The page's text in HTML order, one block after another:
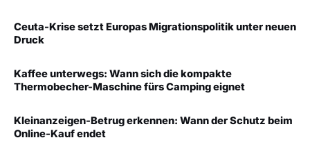
Ceuta-Krise setzt Europas Migrationspolitik unter neuen
Druck
Kaffee unterwegs: Wann sich die kompakte
Thermobecher-Maschine fürs Camping eignet
Kleinanzeigen-Betrug erkennen: Wann der Schutz beim
Online-Kauf endet